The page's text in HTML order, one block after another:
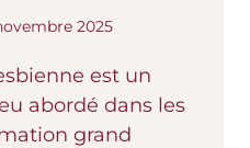
2025
est un
abordé dans les
grand